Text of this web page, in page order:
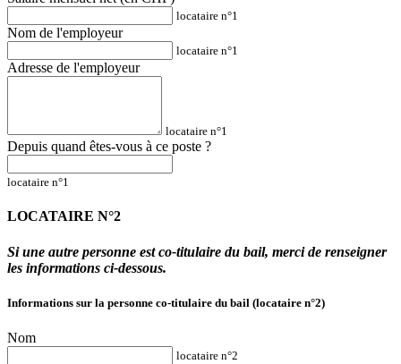
locataire n°1
Nom de l'employeur
locataire n°1
Adresse de l'employeur
locataire n°1
Depuis quand êtes-vous à ce poste ?
locataire n°1
LOCATAIRE N°2
Si une autre personne est co-titulaire du bail, merci de renseigner
les informations ci-dessous.
Informations sur la personne co-titulaire du bail (locataire n°2)
Nom
locataire n°2